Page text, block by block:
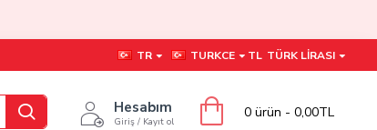
TR TURKCE TL TÜRK LIRASI
Hesabım
Giriş / Kayıt ol
0 ürün - 0,00TL